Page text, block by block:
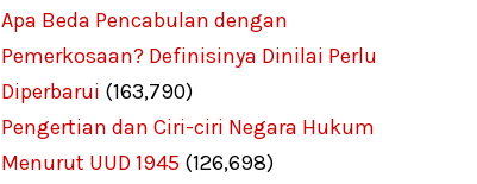
Apa Beda Pencabulan dengan
Pemerkosaan? Definisinya Dinilai Perlu
Diperbarui (163,790)
Pengertian dan Ciri-ciri Negara Hukum
Menurut UUD 1945 (126,698)